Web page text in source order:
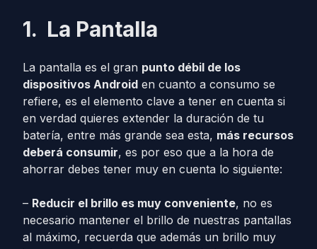
1. La Pantalla
La pantalla es el gran punto débil de los
dispositivos Android en cuanto a consumo se
refiere, es el elemento clave a tener en cuenta si
en verdad quieres extender la duración de tu
batería, entre más grande sea esta, más recursos
deberá consumir, es por eso que a la hora de
ahorrar debes tener muy en cuenta lo siguiente:
– Reducir el brillo es muy conveniente, no es
necesario mantener el brillo de nuestras pantallas
al máximo, recuerda que además un brillo muy